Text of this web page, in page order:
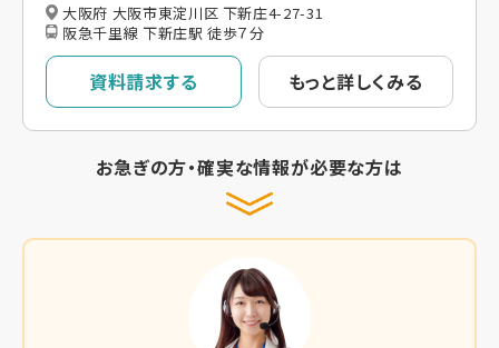
大阪府 大阪市東淀川区 下新庄4-27-31
阪急千里線 下新庄駅 徒歩７分
資料請求する もっと詳しくみる
お急ぎの方・確実な情報が必要な方は